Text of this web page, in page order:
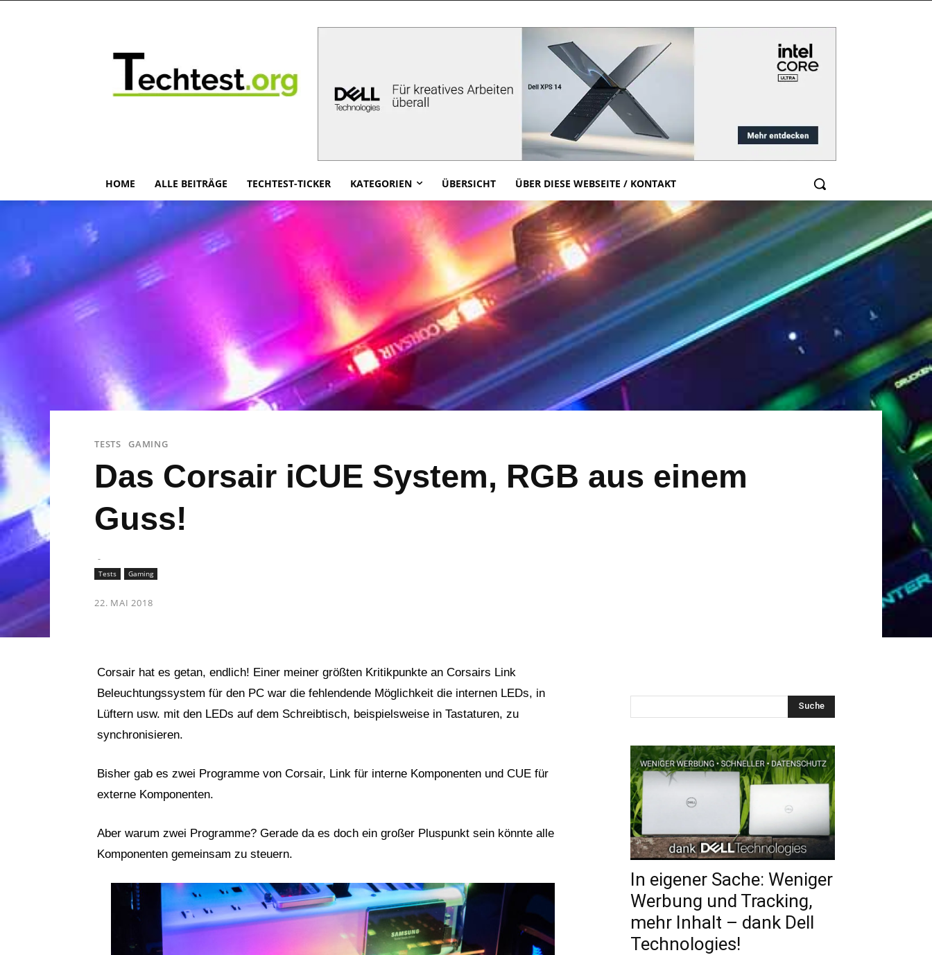
HOME ALLE BEITRÄGE TECHTEST-TICKER KATEGORIEN ÜBERSICHT ÜBER DIESE WEBSEITE / KONTAKT
TESTS GAMING
Das Corsair iCUE System, RGB aus einem
Guss!
-
Tests
Gaming
22. MAI 2018
Corsair hat es getan, endlich! Einer meiner größten Kritikpunkte an Corsairs Link
Beleuchtungssystem für den PC war die fehlendende Möglichkeit die internen LEDs, in
Lüftern usw. mit den LEDs auf dem Schreibtisch, beispielsweise in Tastaturen, zu
synchronisieren.
Bisher gab es zwei Programme von Corsair, Link für interne Komponenten und CUE für
externe Komponenten.
Aber warum zwei Programme? Gerade da es doch ein großer Pluspunkt sein könnte alle
Komponenten gemeinsam zu steuern.
Suche
In eigener Sache: Weniger
Werbung und Tracking,
mehr Inhalt – dank Dell
Technologies!